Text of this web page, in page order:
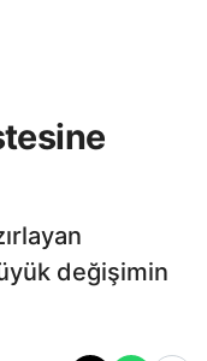
değişimin